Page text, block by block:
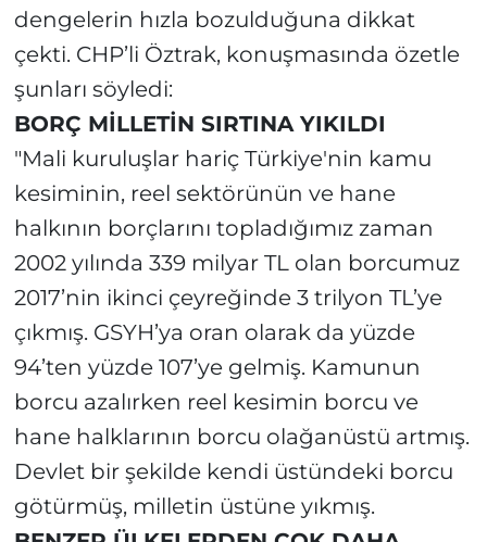
dengelerin hızla bozulduğuna dikkat
çekti. CHP’li Öztrak, konuşmasında özetle
şunları söyledi:
BORÇ MİLLETİN SIRTINA YIKILDI
"Mali kuruluşlar hariç Türkiye'nin kamu
kesiminin, reel sektörünün ve hane
halkının borçlarını topladığımız zaman
2002 yılında 339 milyar TL olan borcumuz
2017’nin ikinci çeyreğinde 3 trilyon TL’ye
çıkmış. GSYH’ya oran olarak da yüzde
94’ten yüzde 107’ye gelmiş. Kamunun
borcu azalırken reel kesimin borcu ve
hane halklarının borcu olağanüstü artmış.
Devlet bir şekilde kendi üstündeki borcu
götürmüş, milletin üstüne yıkmış.